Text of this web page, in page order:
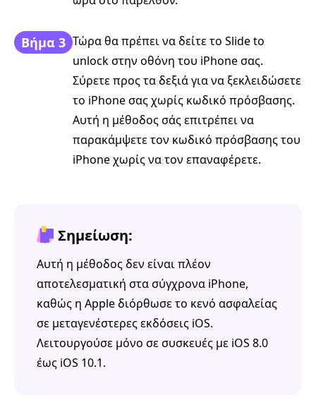
Βήμα 3 Τώρα θα πρέπει να δείτε το Slide to
unlock στην οθόνη του iPhone σας.
Σύρετε προς τα δεξιά για να ξεκλειδώσετε
το iPhone σας χωρίς κωδικό πρόσβασης.
Αυτή η μέθοδος σάς επιτρέπει να
παρακάμψετε τον κωδικό πρόσβασης του
iPhone χωρίς να τον επαναφέρετε.
Σημείωση:
Αυτή η μέθοδος δεν είναι πλέον
αποτελεσματική στα σύγχρονα iPhone,
καθώς η Apple διόρθωσε το κενό ασφαλείας
σε μεταγενέστερες εκδόσεις iOS.
Λειτουργούσε μόνο σε συσκευές με iOS 8.0
έως iOS 10.1.